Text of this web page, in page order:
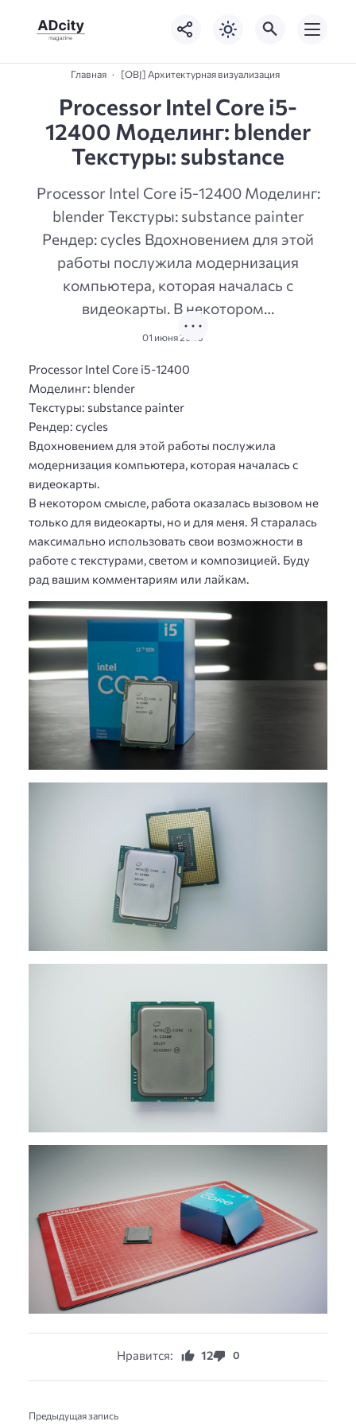
Главная [OBJ] Архитектурная визуализация
Processor Intel Core i5-
12400 Моделинг: blender
Текстуры: substance
Processor Intel Core i5-12400 Моделинг:
blender Текстуры: substance painter
Рендер: cycles Вдохновением для этой
работы послужила модернизация
компьютера, которая началась с
видеокарты. В некотором…
01 июня 2026
Processor Intel Core i5-12400
Моделинг: blender
Текстуры: substance painter
Рендер: cycles
Вдохновением для этой работы послужила
модернизация компьютера, которая началась с
видеокарты.
В некотором смысле, работа оказалась вызовом не
только для видеокарты, но и для меня. Я старалась
максимально использовать свои возможности в
работе с текстурами, светом и композицией. Буду
рад вашим комментариям или лайкам.
Нравится: 12 0
Предыдущая запись